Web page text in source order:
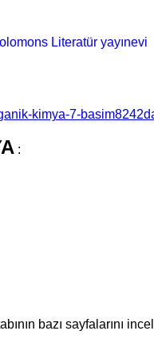
kimya-7-
:
bazı sayfalarını